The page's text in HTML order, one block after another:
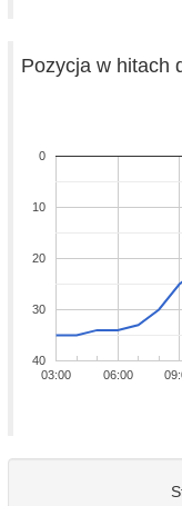
Pozycja w hitach
03:00 06:00
0
10
20
30
40